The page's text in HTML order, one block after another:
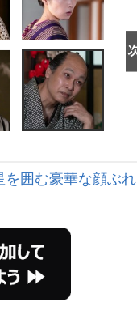
を囲む豪華な顔ぶれ